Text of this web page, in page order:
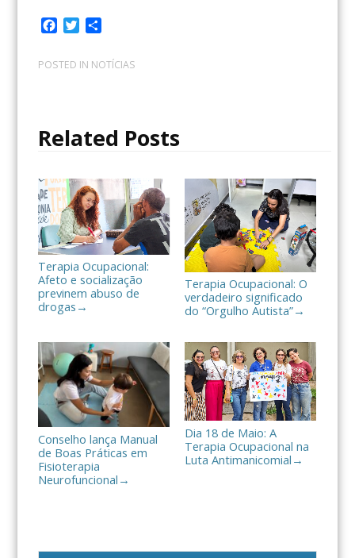
c
e
k
i
t
m
p
i
a
r
POSTED IN NOTÍCIAS
Related Posts
Terapia Ocupacional:
Afeto e socialização
previnem abuso de
drogas →
Terapia Ocupacional: O
verdadeiro significado
do “Orgulho Autista”→
Conselho lança Manual
de Boas Práticas em
Fisioterapia
Neurofuncional →
Dia 18 de Maio: A
Terapia Ocupacional na
Luta Antimanicomial →